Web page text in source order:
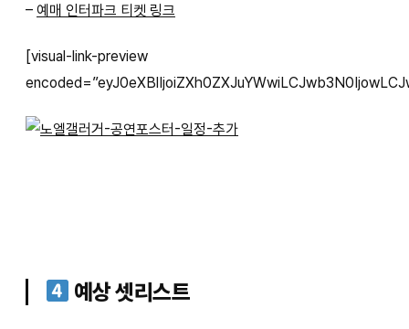
– 예매 인터파크 티켓 링크
[visual-link-preview
예상 셋리스트